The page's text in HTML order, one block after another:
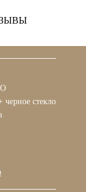
черное стекло